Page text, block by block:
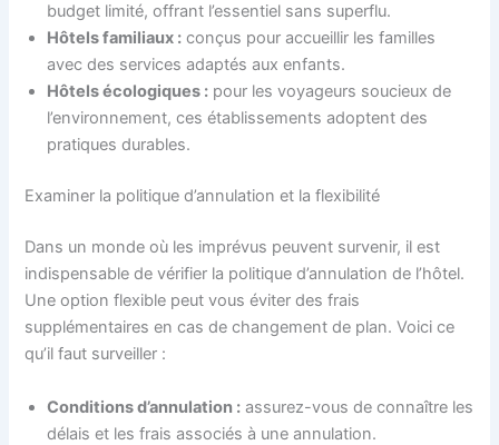
budget limité, offrant l’essentiel sans superflu.
Hôtels familiaux : conçus pour accueillir les familles
avec des services adaptés aux enfants.
Hôtels écologiques : pour les voyageurs soucieux de
l’environnement, ces établissements adoptent des
pratiques durables.
Examiner la politique d’annulation et la flexibilité
Dans un monde où les imprévus peuvent survenir, il est
indispensable de vérifier la politique d’annulation de l’hôtel.
Une option flexible peut vous éviter des frais
supplémentaires en cas de changement de plan. Voici ce
qu’il faut surveiller :
Conditions d’annulation : assurez-vous de connaître les
délais et les frais associés à une annulation.